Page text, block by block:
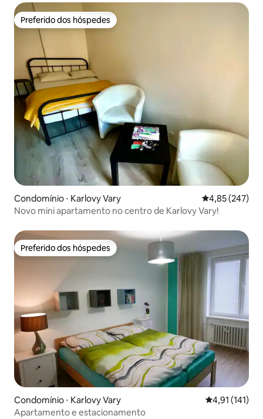
Preferido dos hóspedes
Preferido dos hóspedes
Condomínio ⋅ Karlovy Vary 4,85 de uma
4,85 (247)
Novo mini apartamento no centro de Karlovy Vary!
Preferido dos hóspedes
Preferido dos hóspedes
Condomínio ⋅ Karlovy Vary 4,91 de uma
4,91 (141)
Apartamento e estacionamento